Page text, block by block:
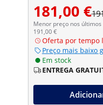
181,00 €
Menor preço nos
191,00 €
Oferta por tempo
Preço mais baixo
Em stock
ENTREGA